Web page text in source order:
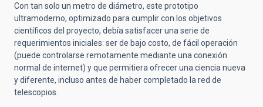
Con tan solo un metro de diámetro, este prototipo
ultramoderno, optimizado para cumplir con los objetivos
científicos del proyecto, debía satisfacer una serie de
requerimientos iniciales: ser de bajo costo, de fácil operación
(puede controlarse remotamente mediante una conexión
normal de internet) y que permitiera ofrecer una ciencia nueva
y diferente, incluso antes de haber completado la red de
telescopios.